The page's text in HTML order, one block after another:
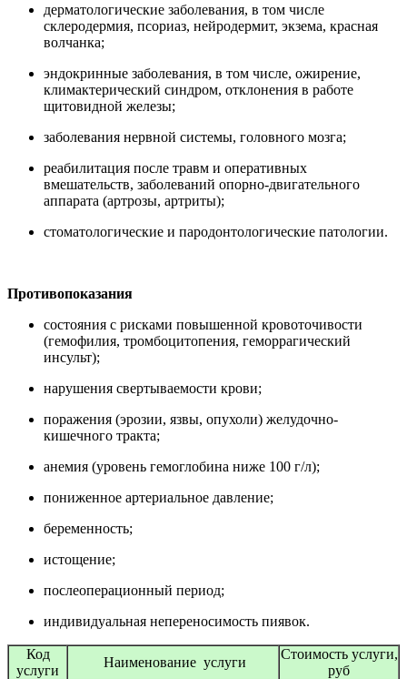
дерматологические заболевания, в том числе
склеродермия, псориаз, нейродермит, экзема, красная
волчанка;
эндокринные заболевания, в том числе, ожирение,
климактерический синдром, отклонения в работе
щитовидной железы;
заболевания нервной системы, головного мозга;
реабилитация после травм и оперативных
вмешательств, заболеваний опорно-двигательного
аппарата (артрозы, артриты);
стоматологические и пародонтологические патологии.
Противопоказания
состояния с рисками повышенной кровоточивости
(гемофилия, тромбоцитопения, геморрагический
инсульт);
нарушения свертываемости крови;
поражения (эрозии, язвы, опухоли) желудочно-
кишечного тракта;
анемия (уровень гемоглобина ниже 100 г/л);
пониженное артериальное давление;
беременность;
истощение;
послеоперационный период;
индивидуальная непереносимость пиявок.
Код
услуги
Наименование услуги
Стоимость услуги,
руб